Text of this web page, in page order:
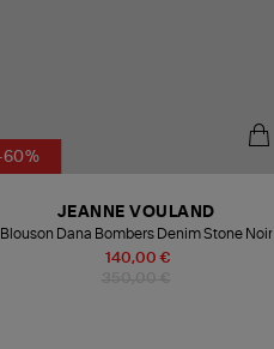
60%
140,00 €
JEANNE VOULAND
Blouson Dana Bombers Denim Stone Noir